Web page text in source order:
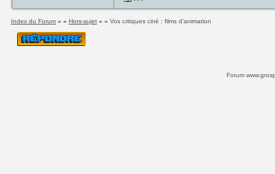
Index du Forum» » Hors-sujet» » Vos critiques ciné : films d'animation
Forum